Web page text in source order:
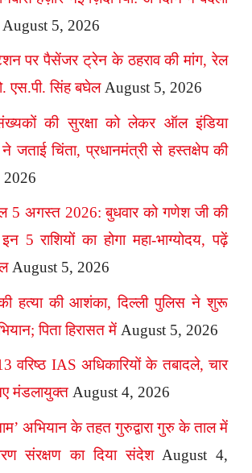
August 5, 2026
पर पैसेंजर ट्रेन के ठहराव की मांग, रेल
एस.पी. सिंह बघेल August 5, 2026
की सुरक्षा को लेकर ऑल इंडिया
चिंता, प्रधानमंत्री से हस्तक्षेप की
2026
5 अगस्त 2026: बुधवार को गणेश जी की
5 राशियों का होगा महा-भाग्योदय, पढ़ें
August 5, 2026
हत्या की आशंका, दिल्ली पुलिस ने शुरू
पिता हिरासत में August 5, 2026
वरिष्ठ IAS अधिकारियों के तबादले, चार
मंडलायुक्त August 4, 2026
अभियान के तहत गुरुद्वारा गुरु के ताल में
संरक्षण का दिया संदेश August 4,